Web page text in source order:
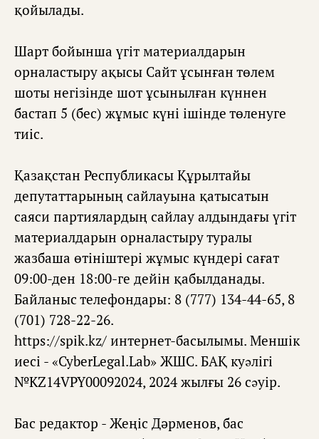
қойылады.
Шарт бойынша үгіт материалдарын
орналастыру ақысы Сайт ұсынған төлем
шоты негізінде шот ұсынылған күннен
бастап 5 (бес) жұмыс күні ішінде төленуге
тиіс.
Қазақстан Республикасы Құрылтайы
депутаттарының сайлауына қатысатын
саяси партиялардың сайлау алдындағы үгіт
материалдарын орналастыру туралы
жазбаша өтініштері жұмыс күндері сағат
09:00-ден 18:00-ге дейін қабылданады.
Байланыс телефондары: 8 (777) 134-44-65, 8
(701) 728-22-26.
https://spik.kz/ интернет-басылымы. Меншік
иесі - «CyberLegal.Lab» ЖШС. БАҚ куəлігі
№KZ14VPY00092024, 2024 жылғы 26 сəуір.
Бас редактор - Жеңіс Дәрменов, бас